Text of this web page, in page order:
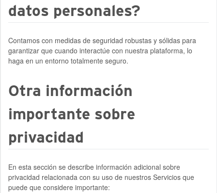
datos personales?
Contamos con medidas de seguridad robustas y sólidas para
garantizar que cuando interactúe con nuestra plataforma, lo
haga en un entorno totalmente seguro.
Otra información
importante sobre
privacidad
En esta sección se describe información adicional sobre
privacidad relacionada con su uso de nuestros Servicios que
puede que considere importante: